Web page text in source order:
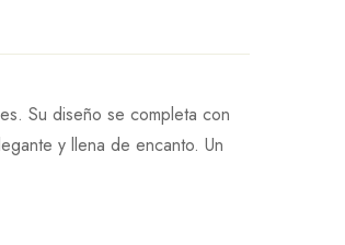
Su diseño se completa con
y llena de encanto. Un